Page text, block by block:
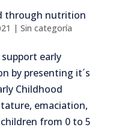
through nutrition
| Sin categoría
early
by presenting it´s
Childhood
emaciation,
from 0 to 5